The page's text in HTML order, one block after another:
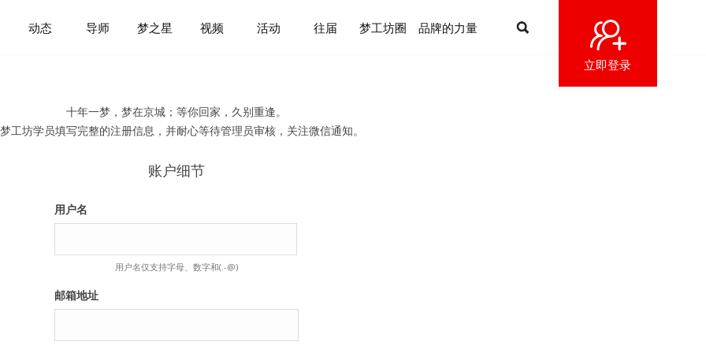
立即登录
动态 导师 梦之星 视频 活动 往届 梦工坊圈 品牌的力量
十年一梦，梦在京城；等你回家，久别重逢。
工坊学员填写完整的注册信息，并耐心等待管理员审核，关注微信通知。
账户细节
用户名
用户名仅支持字母、数字和(.-@)
邮箱地址